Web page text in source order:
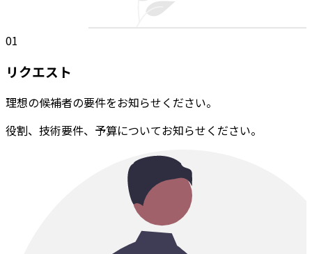
01
リクエスト
理想の候補者の要件をお知らせください。
役割、技術要件、予算についてお知らせください。